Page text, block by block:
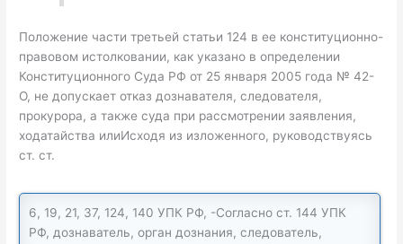
Положение части третьей статьи 124 в ее конституционно-
правовом истолковании, как указано в определении
Конституционного Суда РФ от 25 января 2005 года № 42-
О, не допускает отказ дознавателя, следователя,
прокурора, а также суда при рассмотрении заявления,
ходатайства илиИсходя из изложенного, руководствуясь
ст. ст.
6, 19, 21, 37, 124, 140 УПК РФ, -Согласно ст. 144 УПК
РФ, дознаватель, орган дознания, следователь,